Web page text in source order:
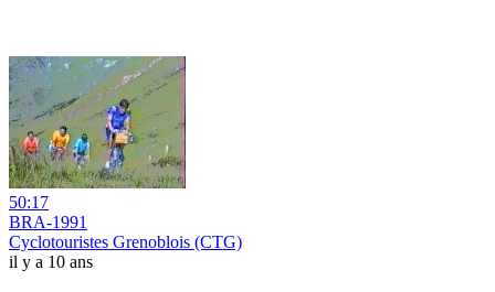
50:17
BRA-1991
Cyclotouristes Grenoblois (CTG)
il y a 10 ans